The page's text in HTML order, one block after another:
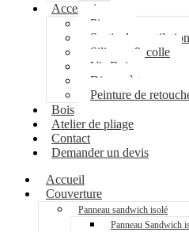
Accessoires
Pipeco
Sortie de ventilation
Silicone & colle
Vis Bois
Disque à tronçonner
Peinture de
Bois
Atelier de pliage
Contact
Demander un devis
Accueil
Couverture
Panneau sandwich isolé
Panneau Sandwich